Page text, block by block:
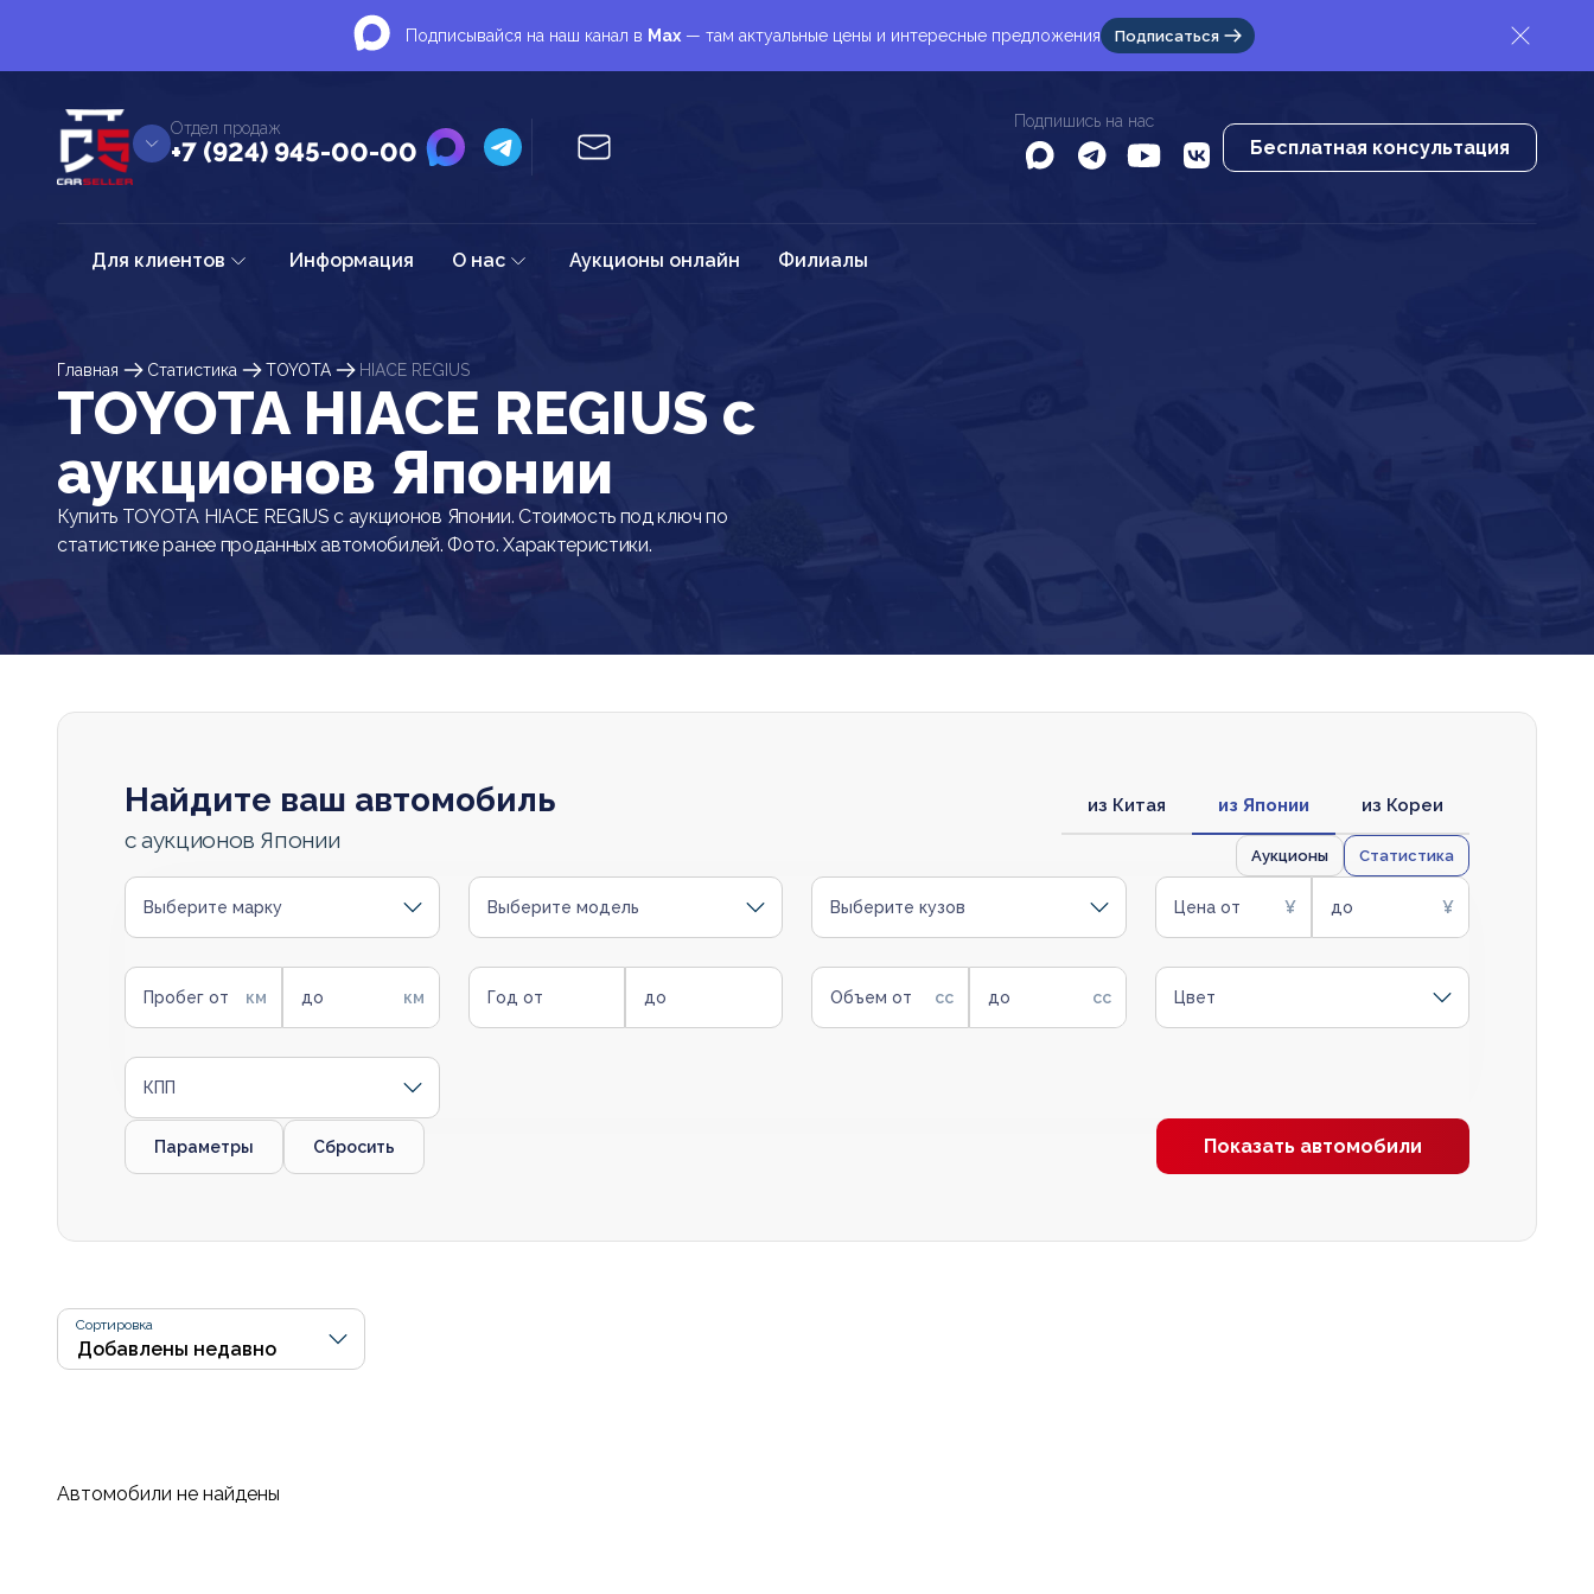
Подписывайся на наш канал в Max — там актуальные цены и интересные предложения Подписаться
Отдел продаж
+7 (924) 945-00-00
Подпишись на нас
Бесплатная консультация
Для клиентов Информация О нас Аукционы онлайн Филиалы
Главная Статистика TOYOTA HIACE REGIUS
TOYOTA HIACE REGIUS c
аукционов Японии
Купить TOYOTA HIACE REGIUS с аукционов Японии. Стоимость под ключ по
статистике ранее проданных автомобилей. Фото. Характеристики.
Найдите ваш автомобиль
с аукционов Японии
из Китая из Японии из Кореи
Аукционы Статистика
Выберите марку Выберите модель Выберите кузов Цена от до
Пробег от до Год от до Объем от до Цвет
КПП
Параметры Сбросить Показать автомобили
Сортировка
Автомобили не найдены